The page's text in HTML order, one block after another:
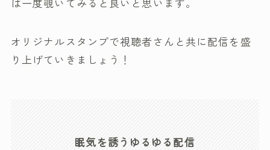
オリジナルスタンプで視聴者さんと共に配信を盛
り上げていきましょう！
眠気を誘うゆるゆる配信